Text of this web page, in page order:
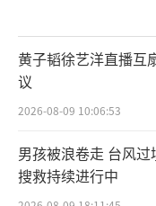
黄子韬徐艺洋直播互
议
2026-08-09 10:06:53
男孩被浪卷走 台风
搜救持续进行中